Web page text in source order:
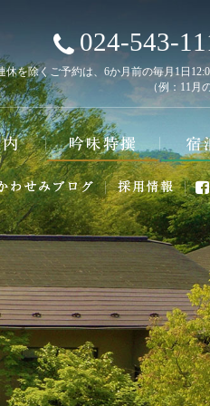
024-543-
休を除くご予約は、6か月前の毎月1日
（例：11月